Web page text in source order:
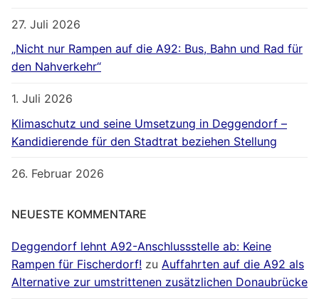
27. Juli 2026
„Nicht nur Rampen auf die A92: Bus, Bahn und Rad für
den Nahverkehr“
1. Juli 2026
Klimaschutz und seine Umsetzung in Deggendorf –
Kandidierende für den Stadtrat beziehen Stellung
26. Februar 2026
NEUESTE KOMMENTARE
Deggendorf lehnt A92-Anschlussstelle ab: Keine
Rampen für Fischerdorf! zu Auffahrten auf die A92 als
Alternative zur umstrittenen zusätzlichen Donaubrücke